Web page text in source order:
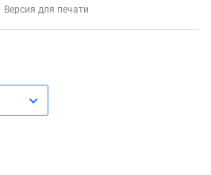
Версия для печати